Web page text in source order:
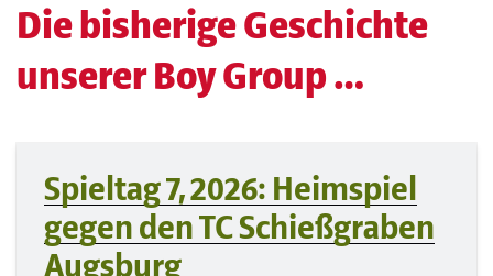
Die bisherige Geschichte
unserer Boy Group …
Spieltag 7, 2026: Heimspiel
gegen den TC Schießgraben
Augsburg